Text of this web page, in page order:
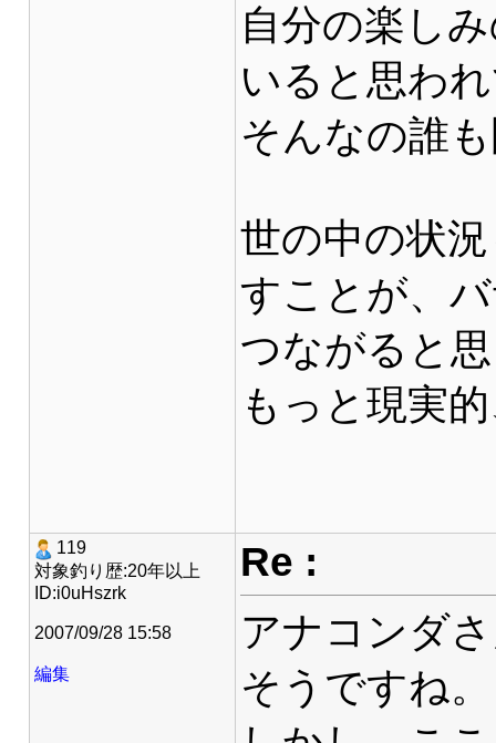
自分の楽し
いると思わ
そんなの誰
世の中の状
すことが、
つながると
もっと現実
119
対象釣り歴:20年以上
ID:i0uHszrk
2007/09/28 15:58
編集
Re :
アナコンダ
そうですね。